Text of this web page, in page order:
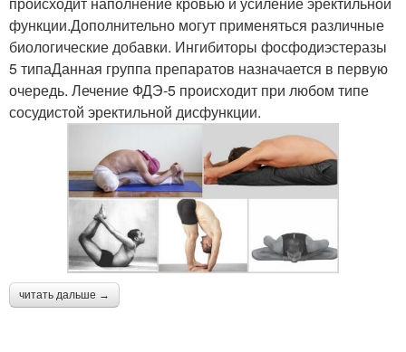
функции.Дополнительно могут применяться различные
биологические добавки. Ингибиторы фосфодиэстеразы
5 типаДанная группа препаратов назначается в первую
очередь. Лечение ФДЭ-5 происходит при любом типе
сосудистой эректильной дисфункции.
читать дальше →